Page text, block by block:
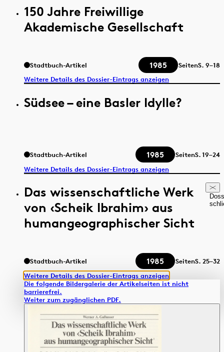
150 Jahre Freiwillige
Akademische Gesellschaft
Stadtbuch-Artikel 1985 SeitenS. 9–18
Weitere Details des Dossier-Eintrags anzeigen
Südsee – eine Basler Idylle?
Stadtbuch-Artikel 1985 SeitenS.19–24
Weitere Details des Dossier-Eintrags anzeigen
Das wissenschaftliche Werk
von ‹Scheik Ibrahim› aus
humangeographischer Sicht
Stadtbuch-Artikel 1985 SeitenS. 25–32
Weitere Details des Dossier-Eintrags anzeigen
Die folgende Bildergalerie der Artikelseiten ist nicht
barrierefrei.
Weiter zum zugänglichen PDF.